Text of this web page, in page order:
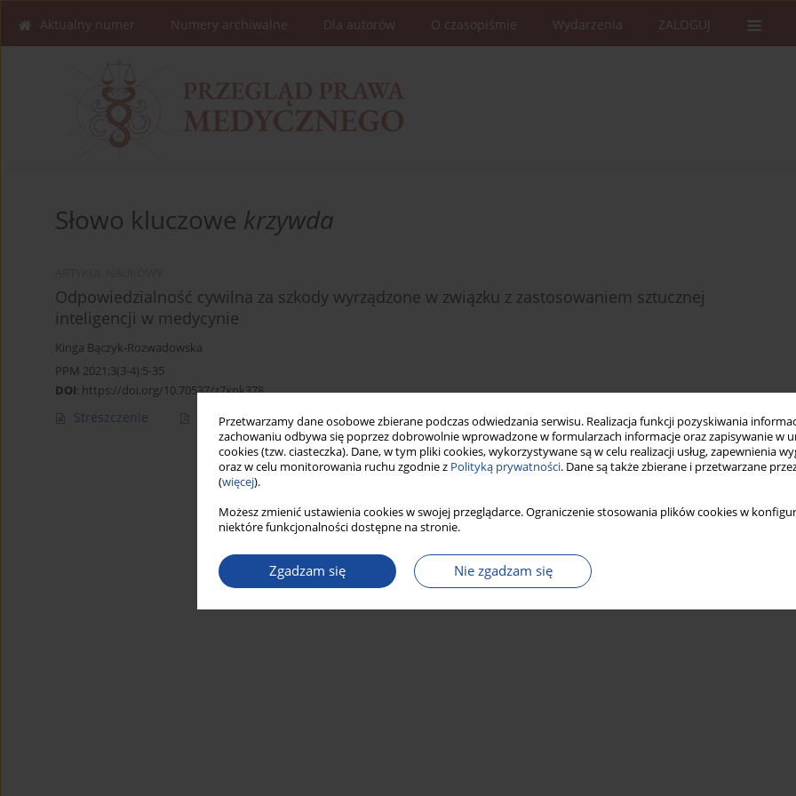
Przetwarzamy dane osobowe zbierane podczas odwiedzania serwisu. Realizacja funkcji pozyskiwania
zachowaniu odbywa się poprzez dobrowolnie wprowadzone w formularzach informacje oraz zapisywanie w
cookies (tzw. ciasteczka). Dane, w tym pliki cookies, wykorzystywane są w celu realizacji usług, zapewnienia
oraz w celu monitorowania ruchu zgodnie z Polityką prywatności. Dane są także zbierane i przetwarzane
(więcej).
Możesz zmienić ustawienia cookies w swojej przeglądarce. Ograniczenie stosowania plików cookies w
niektóre funkcjonalności dostępne na stronie.
Zgadzam się Nie zgadzam się
Aktualny numer Numery archiwalne Dla autorów O czasopiśmie Wydarzenia ZALOGUJ
Słowo kluczowe krzywda
Odpowiedzialność cywilna za szkody wyrządzone w związku z zastosowaniem sztucznej
inteligencji w medycynie
Kinga Bączyk-Rozwadowska
PPM 2021;3(3-4):5-35
DOI: https://doi.org/10.70537/z7xnk378
Streszczenie Artykuł(PDF) Statystyki